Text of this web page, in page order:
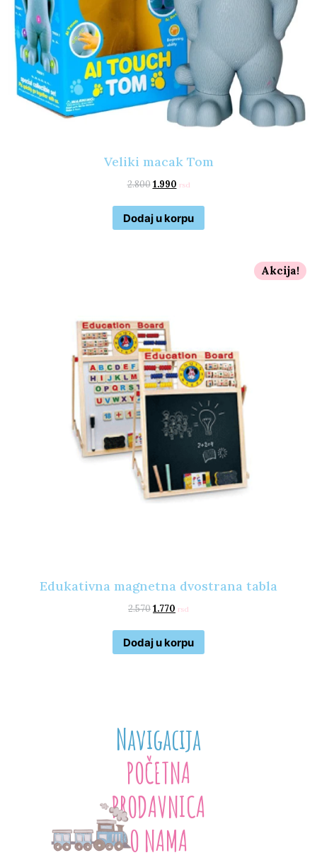
Veliki macak Tom
2.800 1.990 rsd
Dodaj u korpu
Akcija!
Edukativna magnetna dvostrana tabla
2.5701.770 rsd
Dodaj u korpu
Navigacija
POČETNA
PRODAVNICA
O NAMA